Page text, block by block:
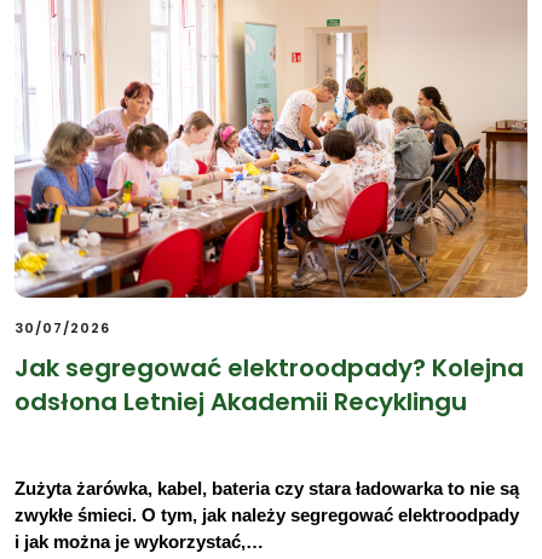
30/07/2026
Jak segregować elektroodpady? Kolejna
odsłona Letniej Akademii Recyklingu
Zużyta żarówka, kabel, bateria czy stara ładowarka to nie są
zwykłe śmieci. O tym, jak należy segregować elektroodpady
i jak można je wykorzystać,…